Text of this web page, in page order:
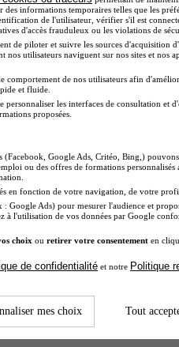
les plus
informations temporaires telles que les
de l'utilisateur, vérifier s'il est
d'accès frauduleux ou les violations de
de piloter et suivre les sources d'acquisition
nos utilisateurs naviguent sur nos sites et nos
comportement de nos utilisateurs afin
et fluide.
personnaliser les interfaces de consultation et
proposées.
(Facebook, Google Ads, Critéo, Bing,)
ou des offres de formations
en fonction de votre navigation, de votre
Google Ads) pour mesurer l'audience et
à l'utilisation de vos données par Google
choix ou retirer votre consentement en
de confidentialité et notre Politique
mes choix Tout